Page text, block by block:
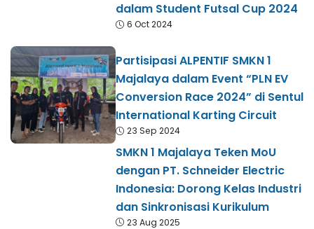
dalam Student Futsal Cup 2024
6 Oct 2024
Partisipasi ALPENTIF SMKN 1
Majalaya dalam Event “PLN EV
Conversion Race 2024” di Sentul
International Karting Circuit
23 Sep 2024
SMKN 1 Majalaya Teken MoU
dengan PT. Schneider Electric
Indonesia: Dorong Kelas Industri
dan Sinkronisasi Kurikulum
23 Aug 2025